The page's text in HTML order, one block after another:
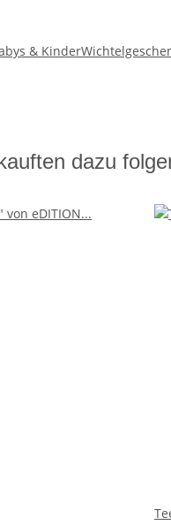
& Kinder
dazu